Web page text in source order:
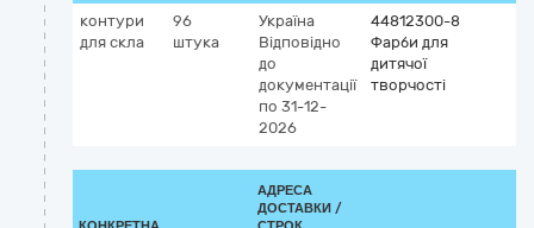
контури
для скла
96
штука
Україна
Відповідно
до
документації
по 31-12-
2026
44812300-8
Фарби для
дитячої
творчості
АДРЕСА
ДОСТАВКИ /